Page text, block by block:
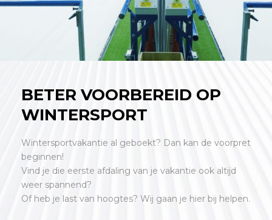
BETER VOORBEREID OP
WINTERSPORT
Wintersportvakantie al geboekt? Dan kan de voorpret
beginnen!
Vind je die eerste afdaling van je vakantie ook altijd
weer spannend?
Of heb je last van hoogtes? Wij gaan je hier bij helpen.